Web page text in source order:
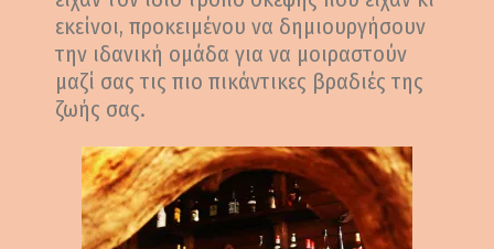
εκείνοι, προκειμένου να δημιουργήσουν
την ιδανική ομάδα για να μοιραστούν
μαζί σας τις πιο πικάντικες βραδιές της
ζωής σας.